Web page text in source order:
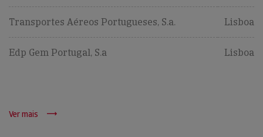
Transportes Aéreos Portugueses, S.a. Lisboa
Edp Gem Portugal, S.a Lisboa
Ver mais